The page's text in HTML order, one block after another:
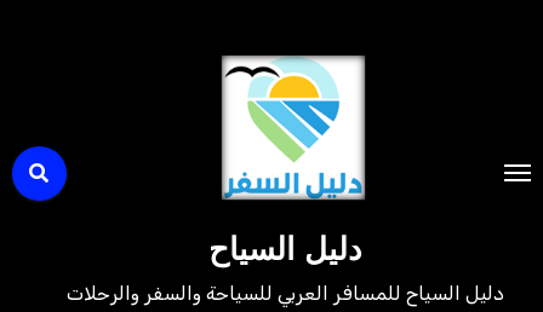
دليل السياح
دليل السياح للمسافر العربي للسياحة والسفر والرحلات